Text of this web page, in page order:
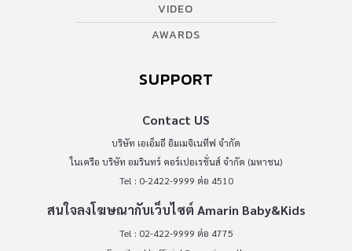
VIDEO
AWARDS
SUPPORT
Contact US
บริษัท เอเอ็มอี อิมเมจิเนทีฟ จำกัด
ในเครือ บริษัท อมรินทร์ คอร์เปอเรชั่นส์ จำกัด (มหาชน)
Tel : 0-2422-9999 ต่อ 4510
สนใจลงโฆษณากับเว็บไซต์ Amarin Baby&Kids
Tel : 02-422-9999 ต่อ 4775